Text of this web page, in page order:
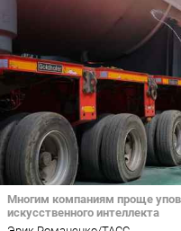
Многим компаниям проще
искусственного интеллекта